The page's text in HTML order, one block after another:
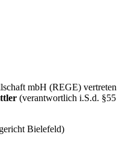
mbH (REGE) vertreten
(verantwortlich i.S.d. §55
Bielefeld)